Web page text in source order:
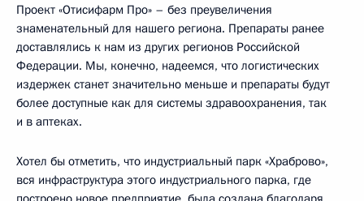
Проект «Отисифарм Про» – без преувеличения
знаменательный для нашего региона. Препараты ранее
доставлялись к нам из других регионов Российской
Федерации. Мы, конечно, надеемся, что логистических
издержек станет значительно меньше и препараты будут
более доступные как для системы здравоохранения, так
и в аптеках.
Хотел бы отметить, что индустриальный парк «Храброво»,
вся инфраструктура этого индустриального парка, где